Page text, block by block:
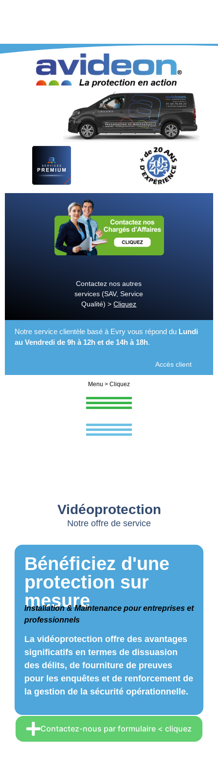
Contactez nos autres
services (SAV, Service
Qualité) >Cliquez
Notre service clientèle basé à Evry vous répond du Lundi
au Vendredi de 9h à 12h et de 14h à 18h.
Accès client
Menu > Cliquez
Vidéoprotection
Notre offre de service
Bénéficiez d'une
protection sur
mesure
Installation & Maintenance pour entreprises et
professionnels
La vidéoprotection offre des avantages
significatifs en termes de dissuasion
des délits, de fourniture de preuves
pour les enquêtes et de renforcement de
la gestion de la sécurité opérationnelle.
Contactez-nous par formulaire < cliquez